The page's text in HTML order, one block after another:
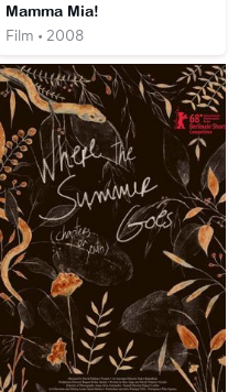
Mamma Mia!
Film • 2008